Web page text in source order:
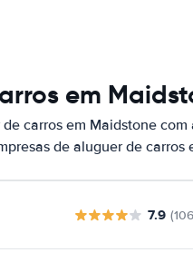
em
carros em Maidstone
de aluguer de carros
7.9